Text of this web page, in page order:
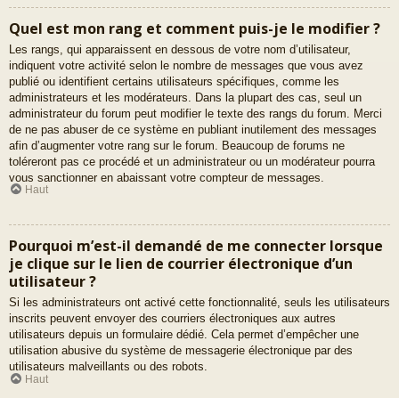
Quel est mon rang et comment puis-je le modifier ?
Les rangs, qui apparaissent en dessous de votre nom d’utilisateur,
indiquent votre activité selon le nombre de messages que vous avez
publié ou identifient certains utilisateurs spécifiques, comme les
administrateurs et les modérateurs. Dans la plupart des cas, seul un
administrateur du forum peut modifier le texte des rangs du forum. Merci
de ne pas abuser de ce système en publiant inutilement des messages
afin d’augmenter votre rang sur le forum. Beaucoup de forums ne
toléreront pas ce procédé et un administrateur ou un modérateur pourra
vous sanctionner en abaissant votre compteur de messages.
Haut
Pourquoi m’est-il demandé de me connecter lorsque
je clique sur le lien de courrier électronique d’un
utilisateur ?
Si les administrateurs ont activé cette fonctionnalité, seuls les utilisateurs
inscrits peuvent envoyer des courriers électroniques aux autres
utilisateurs depuis un formulaire dédié. Cela permet d’empêcher une
utilisation abusive du système de messagerie électronique par des
utilisateurs malveillants ou des robots.
Haut